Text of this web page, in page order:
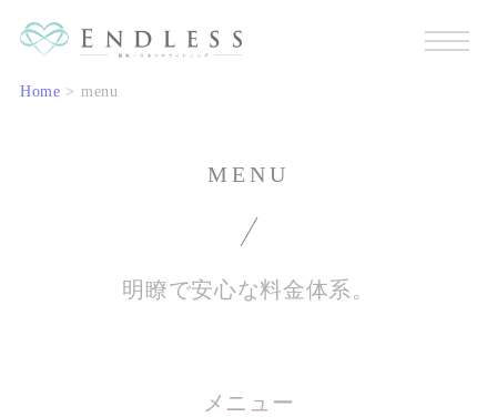
Home > menu
MENU
明瞭で安心な料金体系。
メニュー